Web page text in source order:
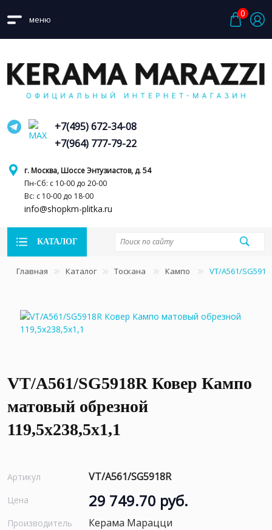
меню
0
г. Москва, Шоссе Энтузиастов, д. 54
Пн-Сб: с 10-00 до 20-00
Вс: с 10-00 до 18-00
info@shopkm-plitka.ru
+7(495) 672-34-08
+7(964) 777-79-22
КАТАЛОГ
Главная Каталог Тоскана Кампо VT/A561/
VT/A561/SG5918R Ковер Кампо
матовый обрезной
119,5х238,5х1,1
Артикул VT/A561/SG5918R
Цена 29 749.70 руб.
Производитель Керама Марацци